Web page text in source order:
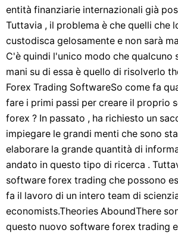
entità finanziarie internazionali già
Tuttavia , il problema è che quelli che
custodisca gelosamente e non sarà
C'è quindi l'unico modo che qualcuno
mani su di essa è quello di risolverlo
Forex Trading SoftwareSo come fa
fare i primi passi per creare il proprio
forex ? In passato , ha richiesto un
impiegare le grandi menti che sono
elaborare la grande quantità di
andato in questo tipo di ricerca .
software forex trading che possono
fa il lavoro di un intero team di
economists.Theories AboundThere
questo nuovo software forex trading